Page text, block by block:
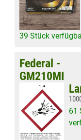
39 Stück
Federal -
GM210MI
61